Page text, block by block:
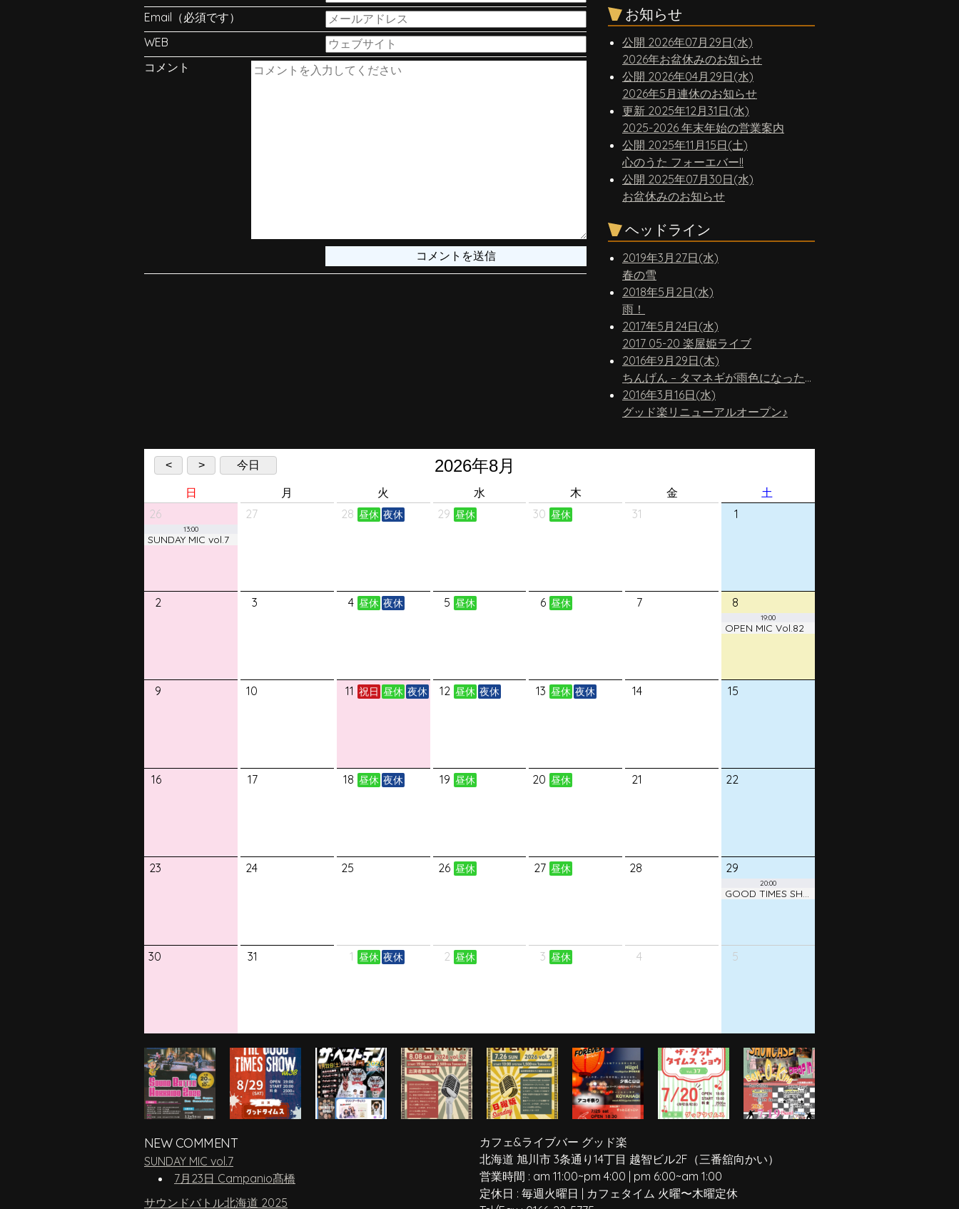
Email（必須です）
WEB
コメント
お知らせ
公開 2026年07月29日(水)
2026年お盆休みのお知らせ
公開 2026年04月29日(水)
2026年5月連休のお知らせ
更新 2025年12月31日(水)
2025-2026 年末年始の営業案内
公開 2025年11月15日(土)
心のうた フォーエバー!!
公開 2025年07月30日(水)
お盆休みのお知らせ
ヘッドライン
2019年3月27日(水)
春の雪
2018年5月2日(水)
雨！
2017年5月24日(水)
2017 05-20 楽屋姫ライブ
2016年9月29日(木)
ちんげん – タマネギが雨色になったら
2016年3月16日(水)
グッド楽リニューアルオープン♪
< > 今日
日 月 火 水 木 金
土
26
13:00
SUNDAY MIC vol.7
27 28 昼休 夜休 29 昼休 30 昼休 31 1
2 3 4 昼休 夜休 5 昼休 6 昼休 7 8
19:00
OPEN MIC Vol.82
9 10 11 祝日 昼休 夜休 12 昼休 夜休 13 昼休 夜休 14 15
16 17 18 昼休 夜休 19 昼休 20 昼休 21 22
23 24 25 26 昼休 27 昼休 28 29
20:00
GOOD TIMES SHOW ! vol.38
30 31 1 昼休 夜休 2 昼休 3 昼休 4 5
NEW COMMENT
SUNDAY MIC vol.7
7月23日 Campanio髙橋
サウンドバトル北海道 2025
カフェ&ライブバー グッド楽
北海道 旭川市 3条通り14丁目 越智ビル2F （三番舘向かい）
営業時間 : am 11:00~pm 4:00 pm 6:00~am 1:00
定休日 : 毎週火曜日
カフェタイム 火曜〜木曜定休